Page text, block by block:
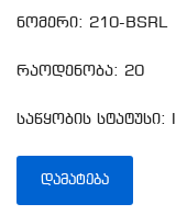
ნომერი: 210-BSRL
რაოდენობა: 20
საწყობის სტატუსი:
ᲓᲐᲛᲐᲢᲔᲑᲐ